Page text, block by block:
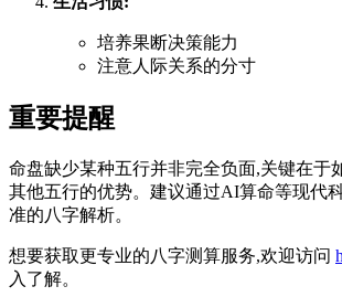
培养果断决策能力
注意人际关系的分寸
重要提醒
命盘缺少某种五行并非完全负面,关键在于
其他五行的优势。建议通过AI算命等现代
准的八字解析。
想要获取更专业的八字测算服务,欢迎访问
入了解。